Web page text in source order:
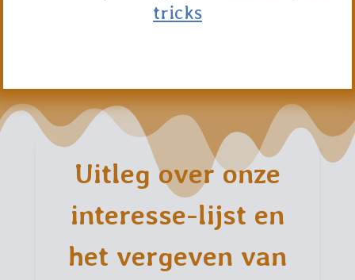
tricks
Uitleg over onze
interesse-lijst en
het vergeven van